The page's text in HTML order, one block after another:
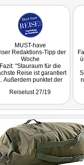
MUST-have
Redaktions-Tipp der
Woche
Fazit: "Stauraum für die
Reise ist garantiert
Außerdem punktet der
und robusten
macht ihn zum idealen
Reisepartner für jeden."
Reiselust 27/19